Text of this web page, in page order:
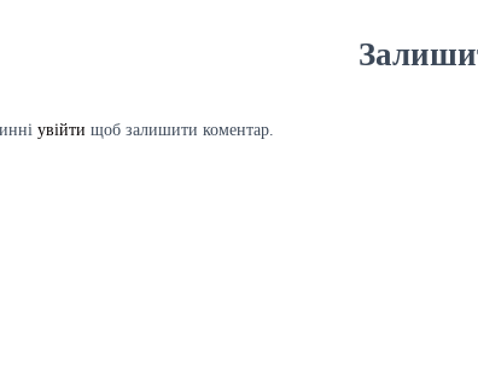
увійти щоб залишити коментар.